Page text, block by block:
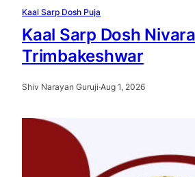
Kaal Sarp Dosh Puja
Kaal Sarp Dosh
Trimbakeshwar
Shiv Narayan Guruji·Aug 1, 2026